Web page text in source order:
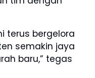
terus bergelora
semakin jaya
baru,” tegas